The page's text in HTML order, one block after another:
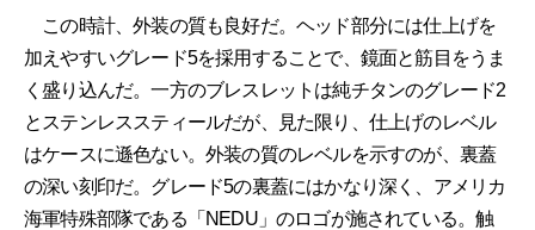
この時計、外装の質も良好だ。ヘッド部分には仕上げを
加えやすいグレード5を採用することで、鏡面と筋目をうま
く盛り込んだ。一方のブレスレットは純チタンのグレード2
とステンレススティールだが、見た限り、仕上げのレベル
はケースに遜色ない。外装の質のレベルを示すのが、裏蓋
の深い刻印だ。グレード5の裏蓋にはかなり深く、アメリカ
海軍特殊部隊である「NEDU」のロゴが施されている。触